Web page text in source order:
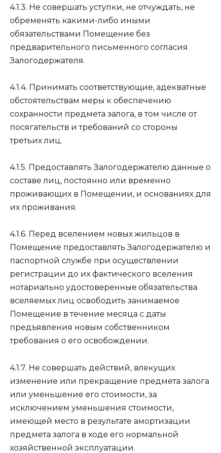
4.1.3. Не совершать уступки, не отчуждать, не
обременять какими-либо иными
обязательствами Помещение без
предварительного письменного согласия
Залогодержателя.
4.1.4. Принимать соответствующие, адекватные
обстоятельствам меры к обеспечению
сохранности предмета залога, в том числе от
посягательств и требований со стороны
третьих лиц.
4.1.5. Предоставлять Залогодержателю данные о
составе лиц, постоянно или временно
проживающих в Помещении, и основаниях для
их проживания.
4.1.6. Перед вселением новых жильцов в
Помещение предоставлять Залогодержателю и
паспортной службе при осуществлении
регистрации до их фактического вселения
нотариально удостоверенные обязательства
вселяемых лиц освободить занимаемое
Помещение в течение месяца с даты
предъявления новым собственником
требования о его освобождении.
4.1.7. Не совершать действий, влекущих
изменение или прекращение предмета залога
или уменьшение его стоимости, за
исключением уменьшения стоимости,
имеющей место в результате амортизации
предмета залога в ходе его нормальной
хозяйственной эксплуатации.